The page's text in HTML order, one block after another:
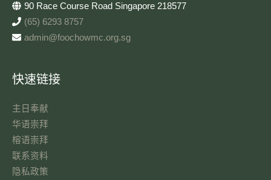
90 Race Course Road Singapore 218577
(65) 6293 8757
admin@foochowmc.org.sg
快速链接
主日奉献​
华语崇拜
榕语崇拜
联系资料​
隐私政策